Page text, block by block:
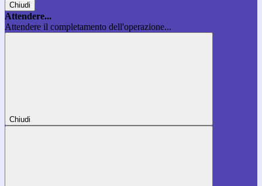
Chiudi
Attendere...
Attendere il completamento dell'operazione...
Chiudi